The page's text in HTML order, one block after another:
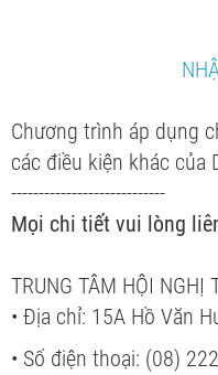
Chương trình áp dụng
các điều kiện khác của
----------------------------
Mọi chi tiết vui lòng
TRUNG TÂM HỘI NGHỊ
• Địa chỉ: 15A Hồ Văn
• Số điện thoại: (08)